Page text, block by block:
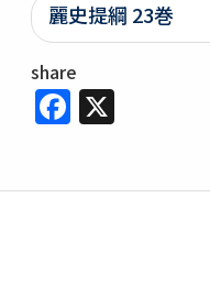
麗史提綱 23巻
share
Facebook
X